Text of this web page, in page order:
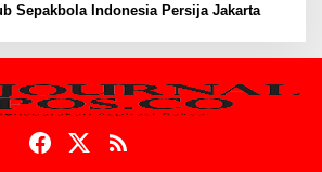
Sepakbola Indonesia Persija Jakarta